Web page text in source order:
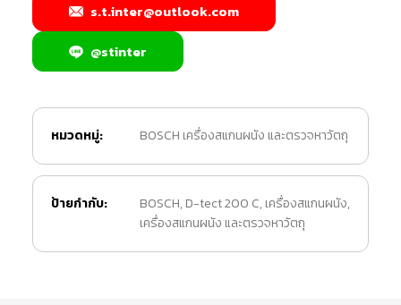
s.t.inter@outlook.com
@stinter
หมวดหมู่: BOSCH เครื่องสแกนผนัง และตรวจหาวัตถุ
ป้ายกำกับ: BOSCH, D-tect 200 C, เครื่องสแกนผนัง,
เครื่องสแกนผนัง และตรวจหาวัตถุ